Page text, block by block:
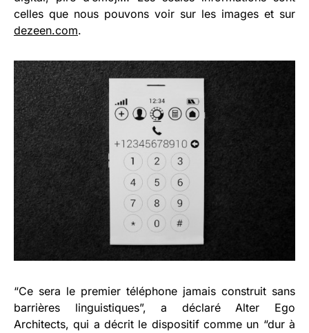
celles que nous pouvons voir sur les images et sur
dezeen.com.
“Ce sera le premier téléphone jamais construit sans
barrières linguistiques”, a déclaré Alter Ego
Architects, qui a décrit le dispositif comme un “dur à